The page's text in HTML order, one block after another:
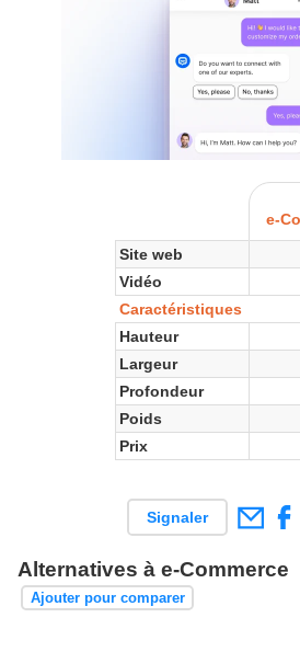
e-
Site web
Vidéo
Caractéristiques
Hauteur
Largeur
Profondeur
Poids
Prix
Signaler
Alternatives à e-Commerce
Ajouter pour comparer